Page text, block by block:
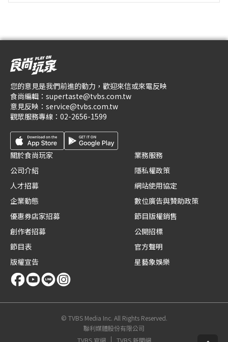
您的意見是我們前進的動力，歡迎來信或來電反映
食尚編輯： supertaste@tvbs.com.tw
意見反映： service@tvbs.com.tw
觀眾服務專線： 02-2656-1599
關於食尚玩家
公司介紹
人才招募
企業動態
優惠券店家招募
創作者招募
節目表
版權宣告
業務服務
隱私權政策
網站使用協定
數位廣告與贊助政策
節目版權銷售
公開招標
官方聲明
星藝象娛樂
© TVBS Media Inc. All Rights Reserved.
聯利媒體股份有限公司